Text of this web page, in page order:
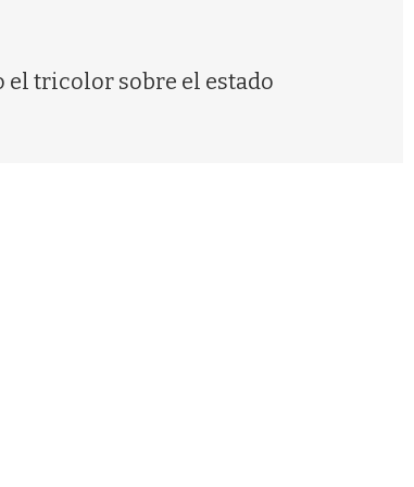
tricolor sobre el estado